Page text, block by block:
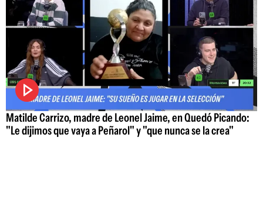
Matilde Carrizo, madre de Leonel Jaime, en Quedó Picando:
"Le dijimos que vaya a Peñarol" y "que nunca se la crea"